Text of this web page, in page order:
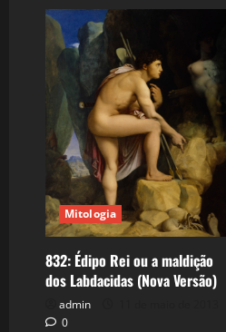
Mitologia
832: Édipo Rei ou a maldição
dos Labdacidas (Nova Versão)
admin
0